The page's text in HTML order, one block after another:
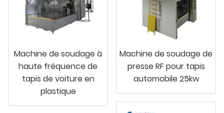
Machine de soudage à
haute fréquence de
tapis de voiture en
plastique
Machine de soudage de
presse RF pour tapis
automobile 25kw